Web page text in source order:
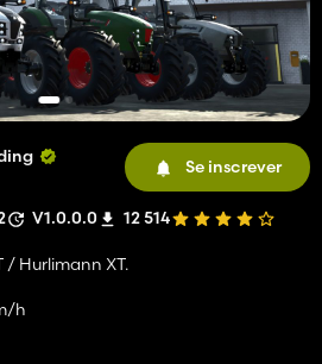
Se inscrever
V1.0.0.0 12 514
/ Hurlimann XT.
h